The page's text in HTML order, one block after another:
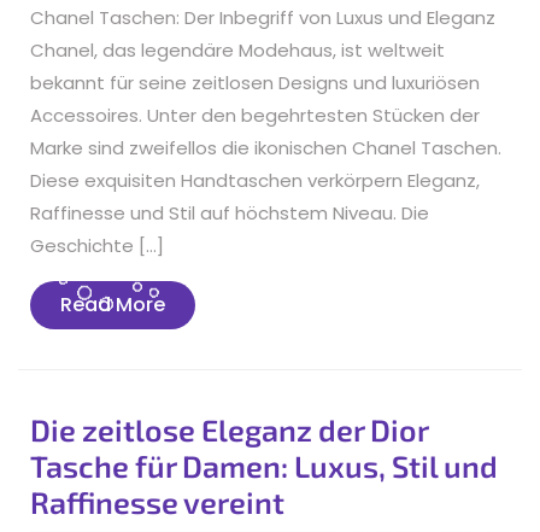
Chanel Taschen: Der Inbegriff von Luxus und Eleganz
Chanel, das legendäre Modehaus, ist weltweit
bekannt für seine zeitlosen Designs und luxuriösen
Accessoires. Unter den begehrtesten Stücken der
Marke sind zweifellos die ikonischen Chanel Taschen.
Diese exquisiten Handtaschen verkörpern Eleganz,
Raffinesse und Stil auf höchstem Niveau. Die
Geschichte […]
Read MoreRead
More
Die zeitlose Eleganz der Dior
Tasche für Damen: Luxus, Stil und
Raffinesse vereint